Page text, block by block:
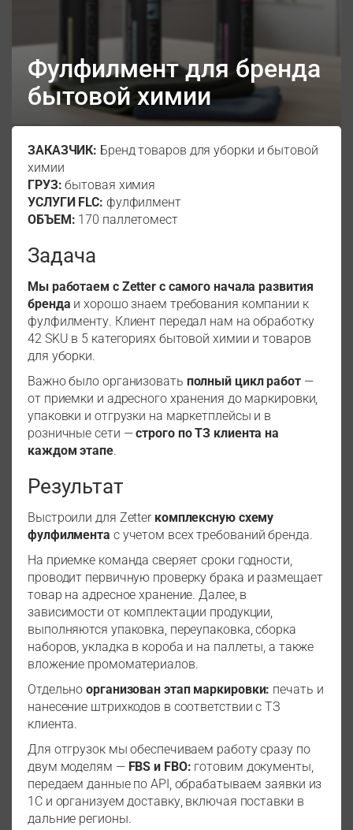
Фулфилмент для бренда
бытовой химии
ЗАКАЗЧИК: Бренд товаров для уборки и бытовой
химии
ГРУЗ: бытовая химия
УСЛУГИ FLC: фулфилмент
ОБЪЕМ: 170 паллетомест
Задача
Мы работаем с Zetter с самого начала развития
бренда и хорошо знаем требования компании к
фулфилменту. Клиент передал нам на обработку
42 SKU в 5 категориях бытовой химии и товаров
для уборки.
Важно было организовать полный цикл работ—
от приемки и адресного хранения до маркировки,
упаковки и отгрузки на маркетплейсы и в
розничные сети —строго по ТЗ клиента на
каждом этапе.
Результат
Выстроили для Zetter комплексную схему
фулфилмента с учетом всех требований бренда.
На приемке команда сверяет сроки годности,
проводит первичную проверку брака и размещает
товар на адресное хранение. Далее, в
зависимости от комплектации продукции,
выполняются упаковка, переупаковка, сборка
наборов, укладка в короба и на паллеты, а также
вложение промоматериалов.
Отдельноорганизован этап маркировки: печать и
нанесение штрихкодов в соответствии с ТЗ
клиента.
Для отгрузок мы обеспечиваем работу сразу по
двум моделям — FBS и FBO: готовим документы,
передаем данные по API, обрабатываем заявки из
1С и организуем доставку, включая поставки в
дальние регионы.